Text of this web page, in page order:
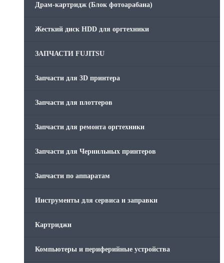
Драм-картридж (Блок фотоарабана)
Жесткий диск HDD для оргтехники
ЗАПЧАСТИ FUJITSU
Запчасти для 3D принтера
Запчасти для плоттеров
Запчасти для ремонта оргтехники
Запчасти для Чернильных принтеров
Запчасти по аппаратам
Инструменты для сервиса и заправки
Картриджи
Компьютеры и периферийные устройства